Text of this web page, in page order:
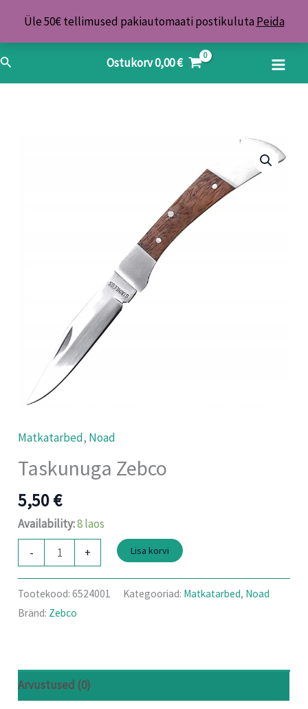
Üle 50€ tellimused pakiautomaati postikuluta Peida
content
Search Ostukorv0,00€
Matkatarbed, Noad
Taskunuga Zebco
5,50€
Availability:8 laos
-
+ Lisa korvi
Tootekood:6524001 Kategooriad: Matkatarbed, Noad
Bränd: Zebco
Arvustused (0)